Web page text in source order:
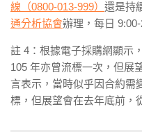
線（0800-013-999） 還是持
通分析協會辦理，每日
註 4：根據電子採購網顯示
105 年亦曾流標一次，但展
言表示，當時似乎因合約需
標，但展望會在去年底前，